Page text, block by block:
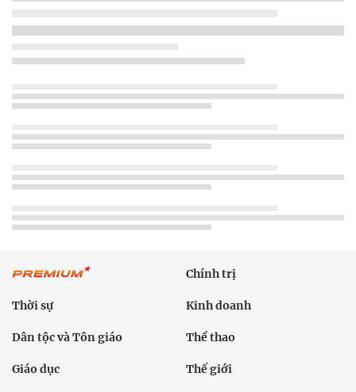
Chính trị
Thời sự Kinh doanh
Dân tộc và Tôn giáo Thể thao
Giáo dục Thế giới